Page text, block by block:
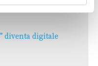
diventa digitale